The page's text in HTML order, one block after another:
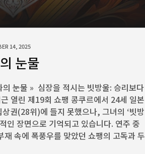
14, 2025
눈물
눈물 » 심장을 적시는 빗방울: 승리보다
열린 제19회 쇼팽 콩쿠르에서 24세 일본
권(28위)에 들지 못했으나, 그녀의 ‘빗방
인 장면으로 기억되고 있습니다. 연주 중
속에 폭풍우를 맞았던 쇼팽의 고독과 두